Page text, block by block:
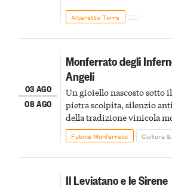
Albaretto Torre
03 AGO
08 AGO
Monferrato degli
Angeli
Un gioiello nascosto sotto
pietra scolpita, silenzio
della tradizione vinicola
Fubine Monferrato Cultura
Il Leviatano e le Sirene